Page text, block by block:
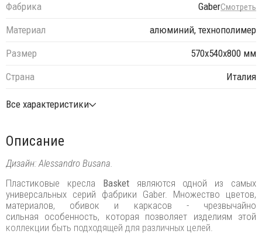
Фабрика GaberСмотреть
Материал
алюминий, технополимер
Размер
570х540х800 мм
Страна
Италия
Все характеристики
Описание
Дизайн: Alessandro Busana.
Пластиковые кресла Basket являются одной из самых
универсальных серий фабрики Gaber. Множество цветов,
материалов, обивок и каркасов - чрезвычайно
сильная особенность, которая позволяет изделиям этой
коллекции быть подходящей для различных целей.